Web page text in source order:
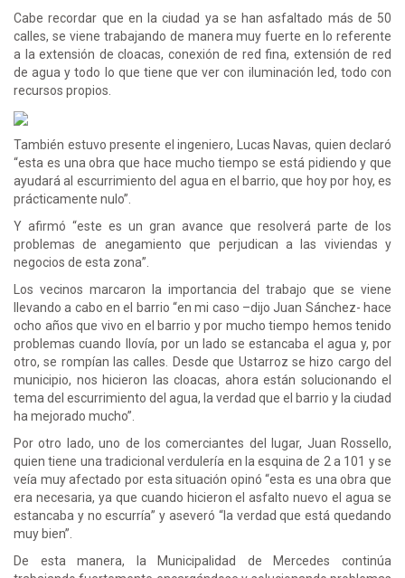
Cabe recordar que en la ciudad ya se han asfaltado más de 50
calles, se viene trabajando de manera muy fuerte en lo referente
a la extensión de cloacas, conexión de red fina, extensión de red
de agua y todo lo que tiene que ver con iluminación led, todo con
recursos propios.
También estuvo presente el ingeniero, Lucas Navas, quien declaró
“esta es una obra que hace mucho tiempo se está pidiendo y que
ayudará al escurrimiento del agua en el barrio, que hoy por hoy, es
prácticamente nulo”.
Y afirmó “este es un gran avance que resolverá parte de los
problemas de anegamiento que perjudican a las viviendas y
negocios de esta zona”.
Los vecinos marcaron la importancia del trabajo que se viene
llevando a cabo en el barrio “en mi caso –dijo Juan Sánchez- hace
ocho años que vivo en el barrio y por mucho tiempo hemos tenido
problemas cuando llovía, por un lado se estancaba el agua y, por
otro, se rompían las calles. Desde que Ustarroz se hizo cargo del
municipio, nos hicieron las cloacas, ahora están solucionando el
tema del escurrimiento del agua, la verdad que el barrio y la ciudad
ha mejorado mucho”.
Por otro lado, uno de los comerciantes del lugar, Juan Rossello,
quien tiene una tradicional verdulería en la esquina de 2 a 101 y se
veía muy afectado por esta situación opinó “esta es una obra que
era necesaria, ya que cuando hicieron el asfalto nuevo el agua se
estancaba y no escurría” y aseveró “la verdad que está quedando
muy bien”.
De esta manera, la Municipalidad de Mercedes continúa